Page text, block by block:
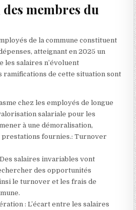
membres du
de la commune constituent
atteignant en 2025 un
les salaires n’évoluent
de cette situation sont
chez les employés de longue
salariale pour les
à une démoralisation,
prestations fournies.: Turnover
salaires invariables vont
des opportunités
le turnover et les frais de
: L’écart entre les salaires